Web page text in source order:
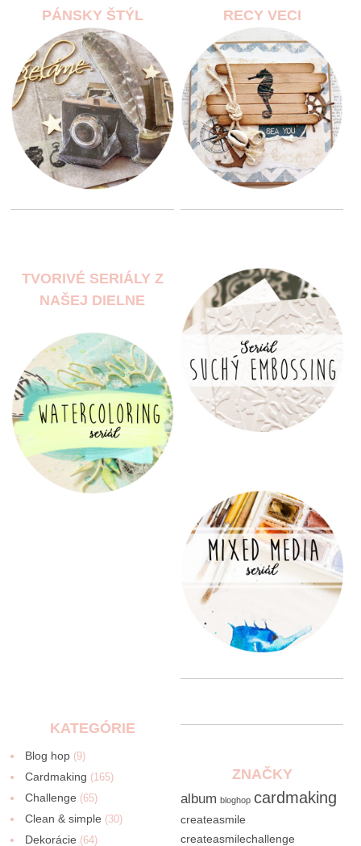
PÁNSKY ŠTÝL RECY VECI
TVORIVÉ SERIÁLY Z
NAŠEJ DIELNE
KATEGÓRIE
Blog hop (9)
Cardmaking (165)
Challenge (65)
Clean & simple (30)
Dekorácie (64)
ZNAČKY
album bloghop cardmaking
createasmile
createasmilechallenge